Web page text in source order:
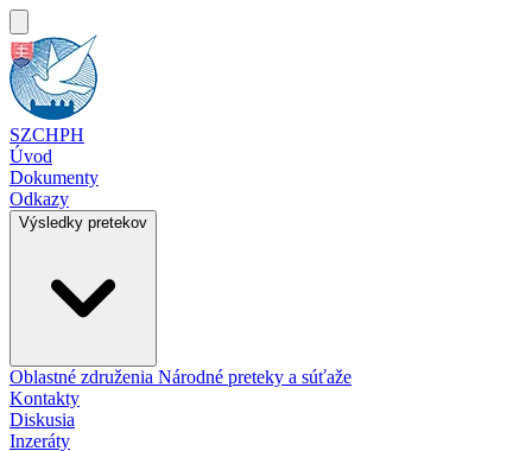
SZCHPH
Úvod
Dokumenty
Odkazy
Výsledky pretekov
Oblastné združenia Národné preteky a súťaže
Kontakty
Diskusia
Inzeráty